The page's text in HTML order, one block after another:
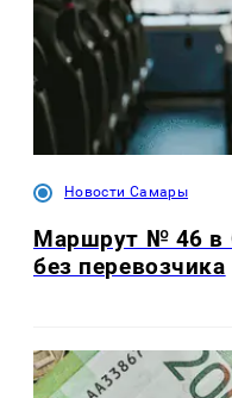
Новости Самары
Маршрут № 46 в
без перевозчика